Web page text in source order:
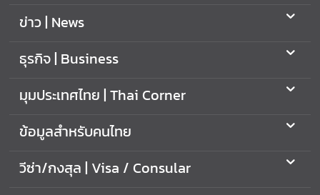
a
C
n
l
ข่าว | News
ธุรกิจ | Business
มุมประเทศไทย | Thai Corner
ข้อมูลสำหรับคนไทย
วีซ่า/กงสุล | Visa / Consular